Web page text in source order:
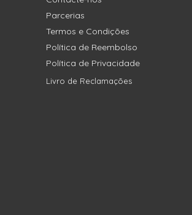
Parcerias
Termos e Condições
Política de Reembolso
Política de Privacidade
Livro de Reclamações